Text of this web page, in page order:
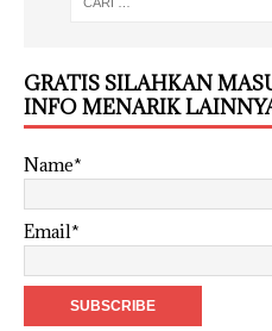
GRATIS SILAHKAN
INFO MENARIK
Name*
Email*